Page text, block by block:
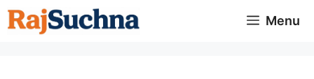
Skip
to
Menu